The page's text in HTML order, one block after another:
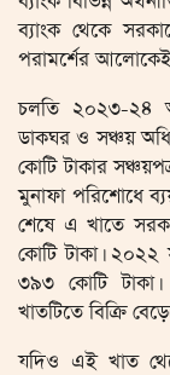
ব্যাংক থেকে
পরামর্শের আলোকেই
চলতি ২০২৩-২৪
ডাকঘর ও সঞ্চয়
কোটি টাকার
মুনাফা পরিশোধে
শেষে এ খাতে
কোটি টাকা। ২০২২
৩৯৩ কোটি
খাতটিতে বিক্রি
যদিও এই খাত